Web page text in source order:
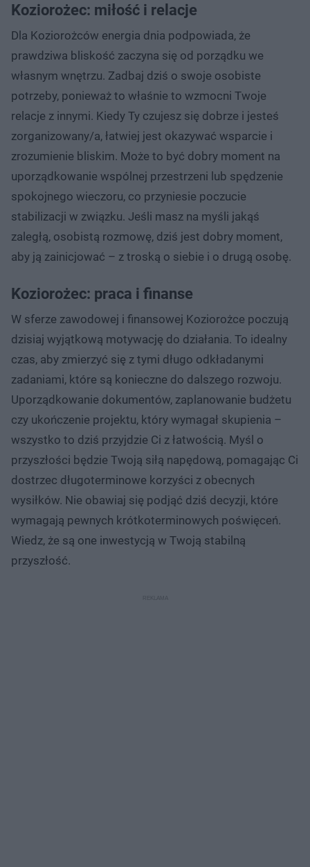
Koziorożec: miłość i relacje
Dla Koziorożców energia dnia podpowiada, że
prawdziwa bliskość zaczyna się od porządku we
własnym wnętrzu. Zadbaj dziś o swoje osobiste
potrzeby, ponieważ to właśnie to wzmocni Twoje
relacje z innymi. Kiedy Ty czujesz się dobrze i jesteś
zorganizowany/a, łatwiej jest okazywać wsparcie i
zrozumienie bliskim. Może to być dobry moment na
uporządkowanie wspólnej przestrzeni lub spędzenie
spokojnego wieczoru, co przyniesie poczucie
stabilizacji w związku. Jeśli masz na myśli jakąś
zaległą, osobistą rozmowę, dziś jest dobry moment,
aby ją zainicjować – z troską o siebie i o drugą osobę.
Koziorożec: praca i finanse
W sferze zawodowej i finansowej Koziorożce poczują
dzisiaj wyjątkową motywację do działania. To idealny
czas, aby zmierzyć się z tymi długo odkładanymi
zadaniami, które są konieczne do dalszego rozwoju.
Uporządkowanie dokumentów, zaplanowanie budżetu
czy ukończenie projektu, który wymagał skupienia –
wszystko to dziś przyjdzie Ci z łatwością. Myśl o
przyszłości będzie Twoją siłą napędową, pomagając Ci
dostrzec długoterminowe korzyści z obecnych
wysiłków. Nie obawiaj się podjąć dziś decyzji, które
wymagają pewnych krótkoterminowych poświęceń.
Wiedz, że są one inwestycją w Twoją stabilną
przyszłość.